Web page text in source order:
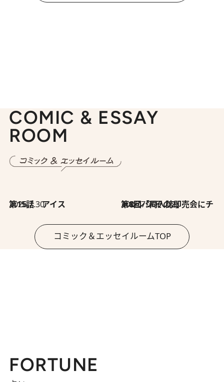
COMIC & ESSAY
ROOM
2026.7.30
第15話 アイス 2026.7.30
第8回「同人誌即売会にチャレンジ その2」
コミック＆エッセイルームTOP
FORTUNE